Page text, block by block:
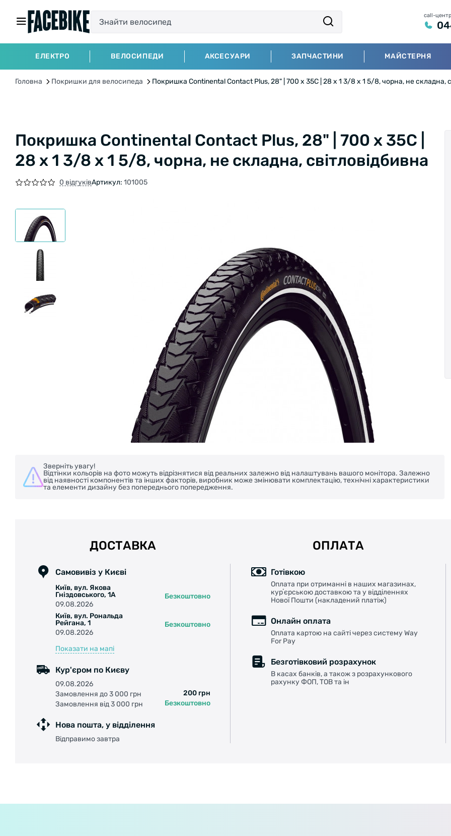
call-центр
ЕЛЕКТРО ВЕЛОСИПЕДИ АКСЕСУАРИ ЗАПЧАСТИНИ МАЙСТЕРНЯ
Головна Покришки для велосипеда Покришка Continental Contact Plus, 28" | 700 x 35C | 28 x 1 3/8 x 1 5/8, чорна, не складна,
Покришка Continental Contact Plus, 28" | 700 x 35C |
28 x 1 3/8 x 1 5/8, чорна, не складна, світловідбивна
0 відгуківАртикул: 101005
Зверніть увагу!
Відтінки кольорів на фото можуть відрізнятися від реальних залежно від налаштувань вашого монітора. Залежно
від наявності компонентів та інших факторів, виробник може змінювати комплектацію, технічні характеристики
та елементи дизайну без попереднього попередження.
ДОСТАВКА
Самовивіз у Києві
Київ, вул. Якова
Гніздовського, 1А
09.08.2026
Безкоштовно
Київ, вул. Рональда
Рейгана, 1
09.08.2026
Безкоштовно
Показати на мапі
Кур'єром по Києву
09.08.2026
Замовлення до 3 000 грн
200 грн
Замовлення від 3 000 грн
Безкоштовно
Нова пошта, у відділення
Відправимо завтра
ОПЛАТА
Готівкою
Оплата при отриманні в наших магазинах,
курʼєрською доставкою та у відділеннях
Нової Пошти (накладений платіж)
Онлайн оплата
Оплата картою на сайті через систему Way
For Pay
Безготівковий розрахунок
В касах банків, а також з розрахункового
рахунку ФОП, ТОВ та ін